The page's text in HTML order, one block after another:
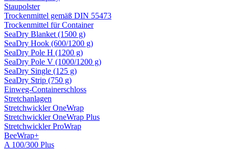
Staupolster
Trockenmittel gemäß DIN 55473
Trockenmittel für Container
SeaDry Blanket (1500 g)
SeaDry Hook (600/1200 g)
SeaDry Pole H (1200 g)
SeaDry Pole V (1000/1200 g)
SeaDry Single (125 g)
SeaDry Strip (750 g)
Einweg-Containerschloss
Stretchanlagen
Stretchwickler OneWrap
Stretchwickler OneWrap Plus
Stretchwickler ProWrap
BeeWrap+
A 100/300 Plus